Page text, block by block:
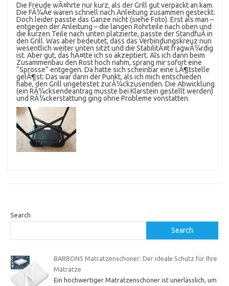
Die Freude wÃ¤hrte nur kurz, als der Grill gut verpackt an kam.
Die FÃ¼Ãe waren schnell nach Anleitung zusammen gesteckt.
Doch leider passte das Ganze nicht (siehe Foto). Erst als man –
entgegen der Anleitung – die langen Rohrteile nach oben und
die kurzen Teile nach unten platzierte, passte der StandfuÃ in
den Grill. Was aber bedeutet, dass das Verbindungskreuz nun
wesentlich weiter unten sitzt und die StabilitÃ¤t fragwÃ¼rdig
ist. Aber gut, das hÃ¤tte ich so akzeptiert. Als ich dann beim
Zusammenbau den Rost hoch nahm, sprang mir sofort eine
“Sprosse” entgegen. Da hatte sich scheinbar eine LÃ¶tstelle
gelÃ¶st. Das war dann der Punkt, als ich mich entschieden
habe, den Grill ungetestet zurÃ¼ckzusenden. Die Abwicklung
(ein RÃ¼cksendeantrag musste bei Klarstein gestellt werden)
und RÃ¼ckerstattung ging ohne Probleme vonstatten.
Search
Search
BARBONS Matratzenschoner: Der ideale Schutz für Ihre
Matratze
Ein hochwertiger Matratzenschoner ist unerlässlich, um